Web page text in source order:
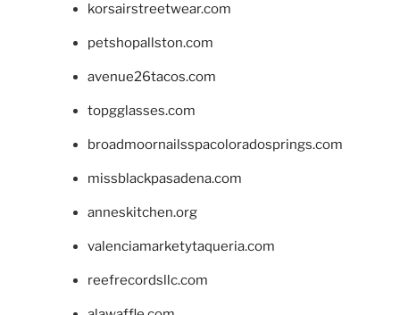
korsairstreetwear.com
petshopallston.com
avenue26tacos.com
topgglasses.com
broadmoornailsspacoloradosprings.com
missblackpasadena.com
anneskitchen.org
valenciamarketytaqueria.com
reefrecordsllc.com